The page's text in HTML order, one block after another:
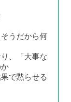
うだから何
、「大事な
で黙らせる